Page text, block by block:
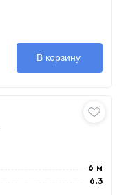
В корзину
6 м
6.3